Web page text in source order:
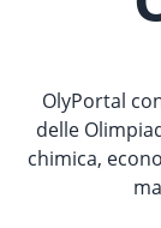
OlyPortal
delle
chimica,